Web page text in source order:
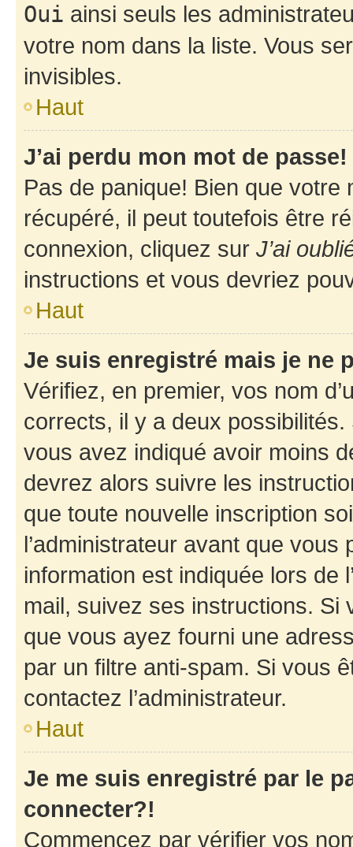
Oui ainsi seuls les
votre nom dans la liste. Vous
invisibles.
Haut
J’ai perdu mon mot de passe!
Pas de panique! Bien que
récupéré, il peut toutefois être
connexion, cliquez sur J’ai
instructions et vous devriez
Haut
Je suis enregistré mais je ne
Vérifiez, en premier, vos nom
corrects, il y a deux
vous avez indiqué avoir moins
devrez alors suivre les
que toute nouvelle inscription
l’administrateur avant que
information est indiquée lors de
mail, suivez ses instructions. Si
que vous ayez fourni une
par un filtre anti-spam. Si vous
contactez l’administrateur.
Haut
Je me suis enregistré par le
connecter?!
Commencez par vérifier vos